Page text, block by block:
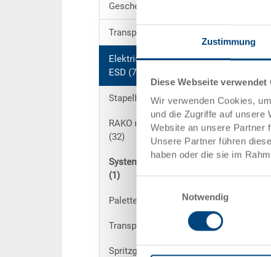
Zustimmung
Diese Webseite verwendet
Wir verwenden Cookies,
und die Zugriffe auf unsere
Website an unsere Partner
Unsere Partner führen
haben oder die sie im
Notwendig
Geschenkverpackung (6)
Transportroller (38)
Elektrisch leitfähige Produkte
ESD (73)
Stapelbehälter RAKO ESD (20)
RAKO mit Deckel / Koffer ESD
(32)
Systembehälter EUROTEC ESD
(1)
Paletten UPAL ESD (7)
Transportroller ESD (3)
Spritzguss-Werkstückträger